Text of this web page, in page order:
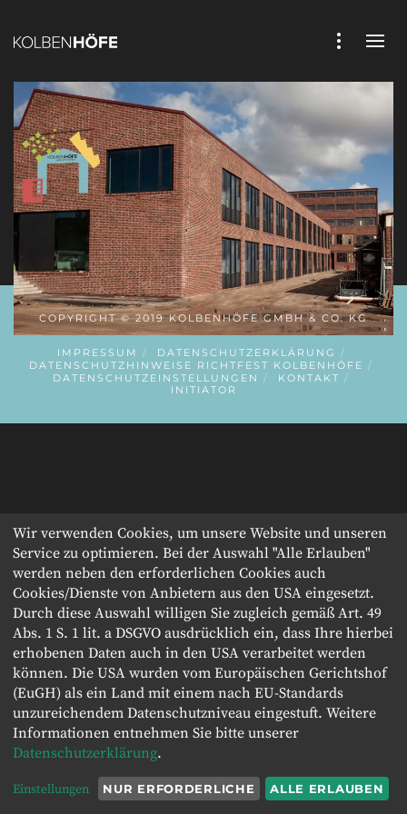
COPYRIGHT © 2019 KOLBENHÖFE GMBH & CO. KG
IMPRESSUM
DATENSCHUTZERKLÄRUNG
DATENSCHUTZHINWEISE RICHTFEST KOLBENHÖFE
DATENSCHUTZEINSTELLUNGEN
KONTAKT
INITIATOR
Wir verwenden Cookies, um unsere Website und unseren
Service zu optimieren. Bei der Auswahl "Alle Erlauben"
werden neben den erforderlichen Cookies auch
Cookies/Dienste von Anbietern aus den USA eingesetzt.
Durch diese Auswahl willigen Sie zugleich gemäß Art. 49
Abs. 1 S. 1 lit. a DSGVO ausdrücklich ein, dass Ihre hierbei
erhobenen Daten auch in den USA verarbeitet werden
können. Die USA wurden vom Europäischen Gerichtshof
(EuGH) als ein Land mit einem nach EU-Standards
unzureichendem Datenschutzniveau eingestuft. Weitere
Informationen entnehmen Sie bitte unserer
Datenschutzerklärung.
Einstellungen NUR ERFORDERLICHE ALLE ERLAUBEN